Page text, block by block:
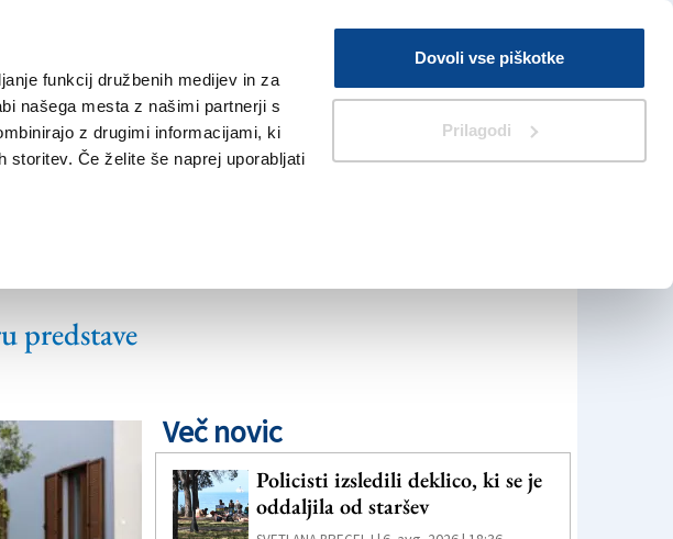
funkcij družbenih medijev in za
našega mesta z našimi partnerji s
z drugimi informacijami, ki
storitev. Če želite še naprej uporabljati
Dovoli vse piškotke
Prilagodi
V Kioskih
Iskanje
ŠPORT ŠE
v
predstave
Več novic
Policisti izsledili deklico, ki se je
oddaljila od staršev